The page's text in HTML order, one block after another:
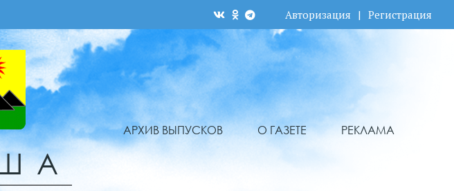
Авторизация | Регистрация
АРХИВ ВЫПУСКОВ О ГАЗЕТЕ РЕКЛАМА